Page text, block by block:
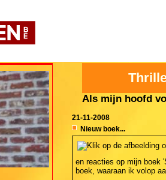
Als mijn hoofd
21-11-2008
Nieuw boek...
en reacties op mijn boek
boek, waaraan ik volop